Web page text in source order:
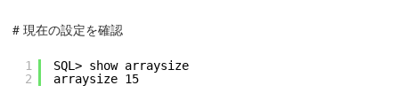
# 現在の設定を確認
1
2
SQL> show arraysize
arraysize 15